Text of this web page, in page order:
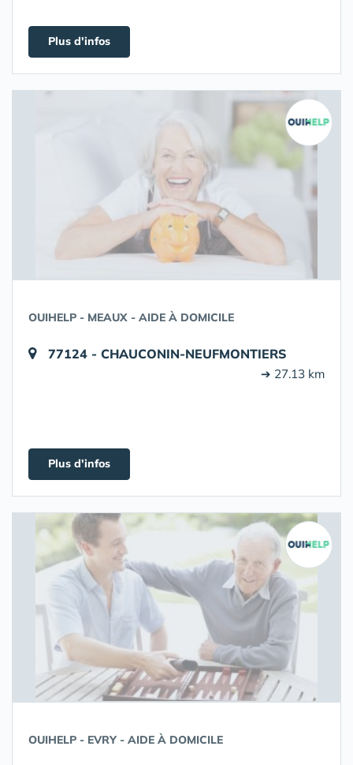
Plus d'infos
OUIHELP - MEAUX - AIDE À DOMICILE
77124 - CHAUCONIN-NEUFMONTIERS
➔ 27.13 km
Plus d'infos
OUIHELP - EVRY - AIDE À DOMICILE